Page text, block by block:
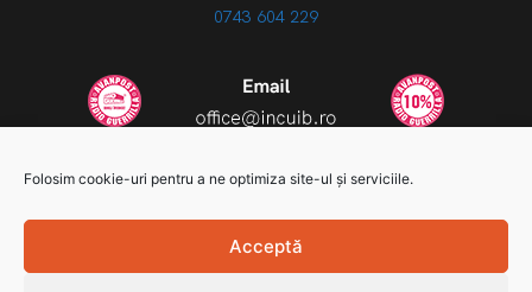
Folosim cookie-uri pentru a ne optimiza site-ul și serviciile.
Acceptă
0743 604 229